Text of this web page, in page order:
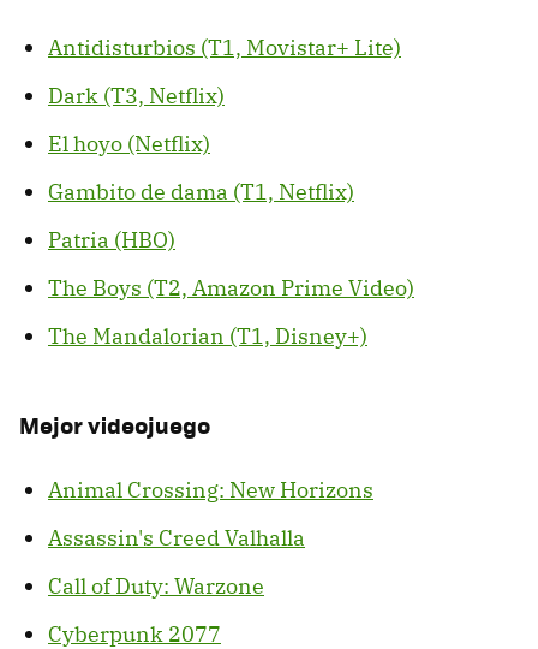
Antidisturbios (T1, Movistar+ Lite)
Dark (T3, Netflix)
El hoyo (Netflix)
Gambito de dama (T1, Netflix)
Patria (HBO)
The Boys (T2, Amazon Prime Video)
The Mandalorian (T1, Disney+)
Mejor videojuego
Animal Crossing: New Horizons
Assassin's Creed Valhalla
Call of Duty: Warzone
Cyberpunk 2077